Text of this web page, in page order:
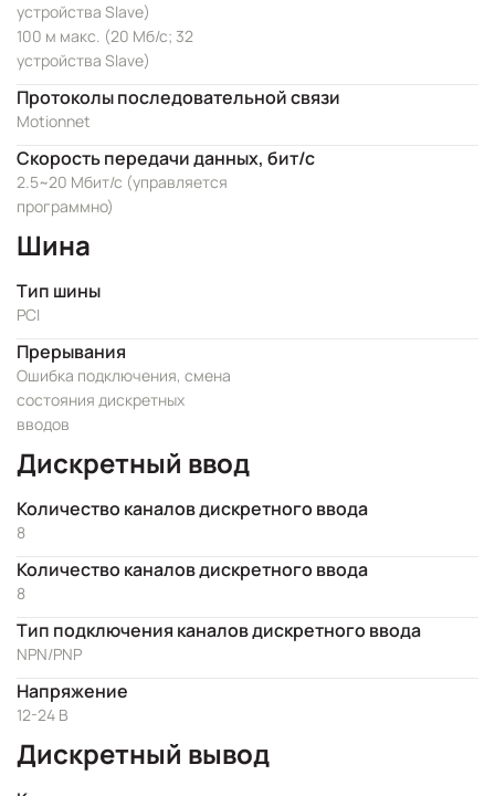
устройства Slave)
100 м макс. (20 Мб/с; 32
устройства Slave)
Протоколы последовательной связи
Motionnet
Скорость передачи данных, бит/с
2.5~20 Мбит/с (управляется
программно)
Шина
Тип шины
PCI
Прерывания
Ошибка подключения, смена
состояния дискретных
вводов
Дискретный ввод
Количество каналов дискретного ввода
8
Количество каналов дискретного ввода
8
Тип подключения каналов дискретного ввода
NPN/PNP
Напряжение
12-24 В
Дискретный вывод